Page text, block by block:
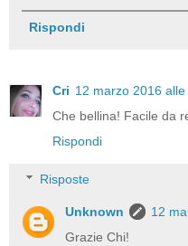
Rispondi
Cri 12 marzo 2016
Che bellina! Facile da
Rispondi
Risposte
Unknown
12
Grazie Chi!